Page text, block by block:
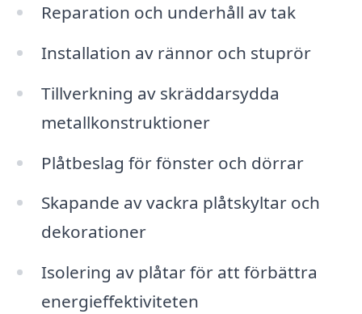
Reparation och underhåll av tak
Installation av rännor och stuprör
Tillverkning av skräddarsydda
metallkonstruktioner
Plåtbeslag för fönster och dörrar
Skapande av vackra plåtskyltar och
dekorationer
Isolering av plåtar för att förbättra
energieffektiviteten